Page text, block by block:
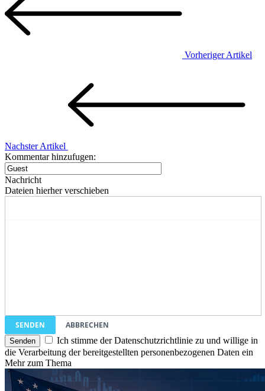
Vorheriger Artikel
Nachster Artikel
Kommentar hinzufugen:
Nachricht
Dateien hierher verschieben
SENDEN
ABBRECHEN
Ich stimme der Datenschutzrichtlinie zu und willige in
die Verarbeitung der bereitgestellten personenbezogenen Daten ein
Mehr zum Thema